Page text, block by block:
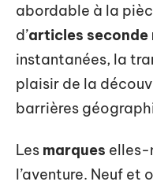
abordable à la
d’articles seconde
instantanées, la
plaisir de la
barrières
Les marques elles-
l’aventure. Neuf et